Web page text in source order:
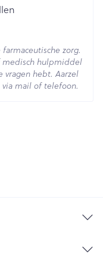
zorg.
medisch hulpmiddel
vragen hebt. Aarzel
mail of telefoon.